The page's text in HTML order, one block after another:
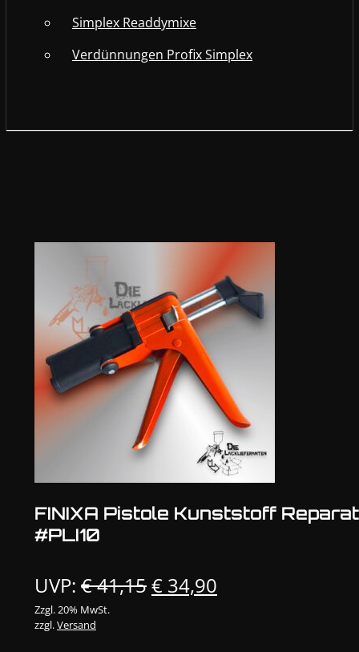
Simplex Readdymixe
Verdünnungen Profix Simplex
FINIXA Pistole Kunststoff
#PLI10
UVP: €41,15Ursprünglicher
€ 34,90
Zzgl. 20% MwSt.
zzgl.Versand